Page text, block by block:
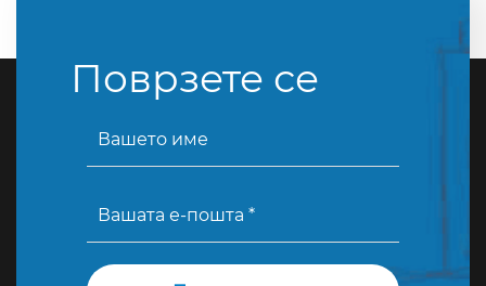
Поврзете се